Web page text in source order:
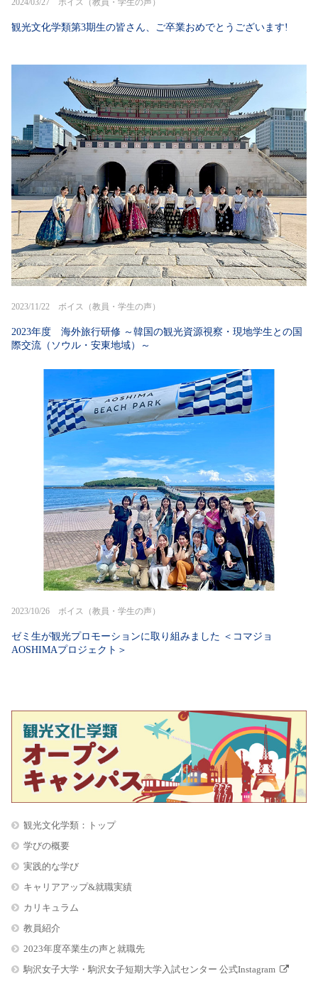
2024/03/27 ボイス（教員・学生の声）
観光文化学類第3期生の皆さん、ご卒業おめでとうございます!
2023/11/22 ボイス（教員・学生の声）
2023年度 海外旅行研修 ～韓国の観光資源視察・現地学生との国
際交流（ソウル・安東地域）～
2023/10/26 ボイス（教員・学生の声）
ゼミ生が観光プロモーションに取り組みました ＜コマジョ
AOSHIMAプロジェクト＞
観光文化学類：トップ
学びの概要
実践的な学び
キャリアアップ&就職実績
カリキュラム
教員紹介
2023年度卒業生の声と就職先
駒沢女子大学・駒沢女子短期大学入試センター 公式Instagram